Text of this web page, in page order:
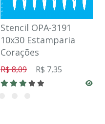
Stencil OPA-3191
10x30 Estamparia
Corações
R$ 8,09 R$ 7,35